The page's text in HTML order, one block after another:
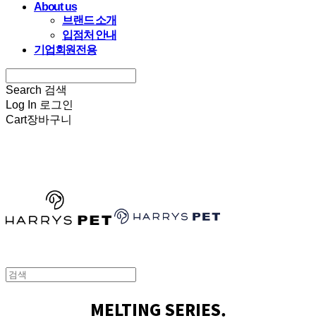
About us
브랜드 소개
입점처 안내
기업회원전용
Search 검색
Log In 로그인
Cart장바구니
MELTING SERIES.